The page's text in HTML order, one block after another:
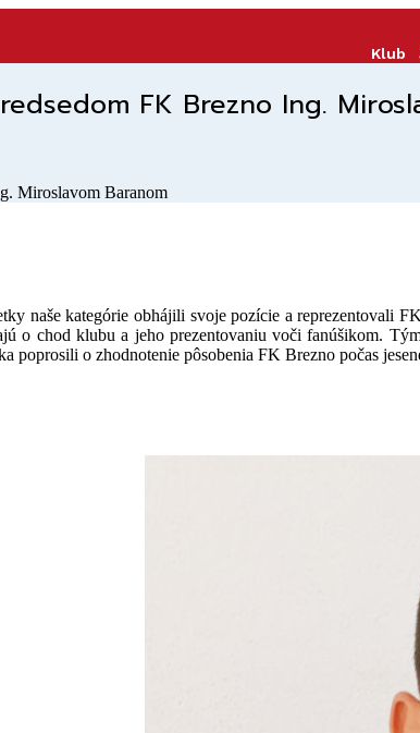
Klub
FK Brezno Ing.
naše kategórie obhájili svoje pozície a reprezentovali
o chod klubu a jeho prezentovaniu voči fanúšikom.
poprosili o zhodnotenie pôsobenia FK Brezno počas